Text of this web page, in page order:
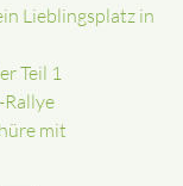
Lieblingsplatz in
Teil 1
mit